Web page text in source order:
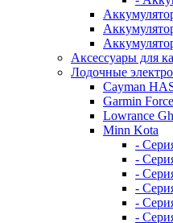
Аксессуары для
Лодочные
Cayman
Garmin Force
Lowrance
Minn Kota
-
-
-
-
-
-